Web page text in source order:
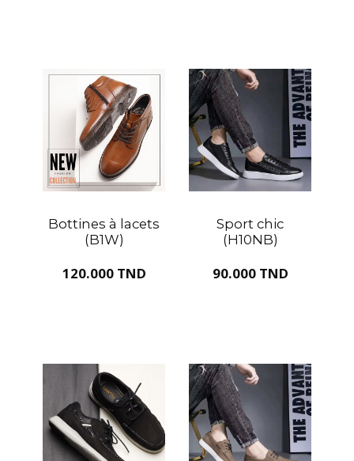
Bottines à lacets
(B1W)
120.000 TND
Sport chic
(H10NB)
90.000 TND